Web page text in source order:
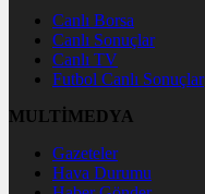
Canlı Borsa
Canlı Sonuçlar
Canlı TV
Futbol Canlı Sonuçlar
MULTİMEDYA
Gazeteler
Hava Durumu